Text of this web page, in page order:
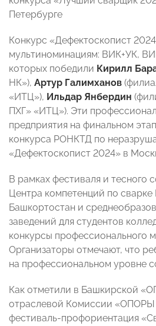
Петербурге
Конкурс «Дефектоскопист
мультиноминациям: ВИК+УК,
которых победили Кирилл
НК»), Артур Галимханов
«ИТЦ»), Ильдар Янбердин
ПХГ» «ИТЦ»). Эти
предприятия на финальном
конкурса РОНКТД по
«Дефектоскопист 2024» в
В рамках фестиваля и тесного
Центра компетенций по
Башкортостан и
заведений для студентов
конкурсы профессионального
Организаторы отмечают, что
на профессиональном уровне
Как отметили в Башкирской
отраслевой Комиссии
фестиваль-профориентация